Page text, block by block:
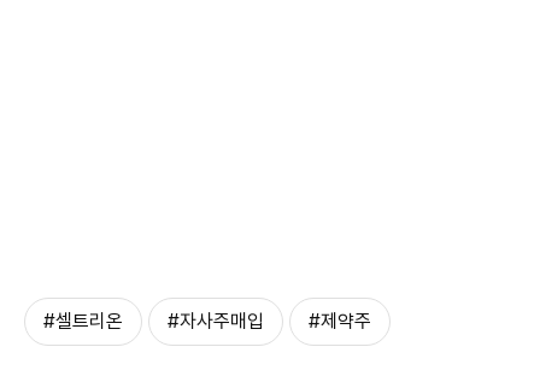
#셀트리온 #자사주매입 #제약주